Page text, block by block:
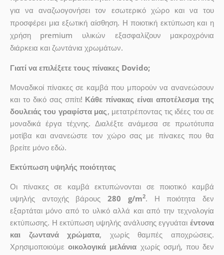
για να αναζωογονήσει τον εσωτερικό χώρο και να του
προσφέρει μια εξωτική αίσθηση. Η ποιοτική εκτύπωση και η
χρήση premium υλικών εξασφαλίζουν μακροχρόνια
διάρκεια και ζωντάνια χρωμάτων.
Γιατί να επιλέξετε τους πίνακες Dovido;
Μοναδικοί πίνακες σε καμβά που μπορούν να ανανεώσουν
και το δικό σας σπίτι! Κάθε πίνακας είναι αποτέλεσμα της
δουλειάς του γραφίστα μας, μετατρέποντας τις ιδέες του σε
μοναδικά έργα τέχνης. Διαλέξτε ανάμεσα σε πρωτότυπα
μοτίβα και ανανεώστε τον χώρο σας με πίνακες που θα
βρείτε μόνο εδώ.
Εκτύπωση υψηλής ποιότητας
Οι πίνακες σε καμβά εκτυπώνονται σε ποιοτικό καμβά
υψηλής αντοχής βάρους280 g/m2. Η ποιότητα δεν
εξαρτάται μόνο από το υλικό αλλά και από την τεχνολογία
εκτύπωσης. Η εκτύπωση υψηλής ανάλυσης εγγυάταιέντονα
και ζωντανά χρώματα, χωρίς θαμπές αποχρώσεις.
Χρησιμοποιούμεοικολογικά μελάνια χωρίς οσμή, που δεν